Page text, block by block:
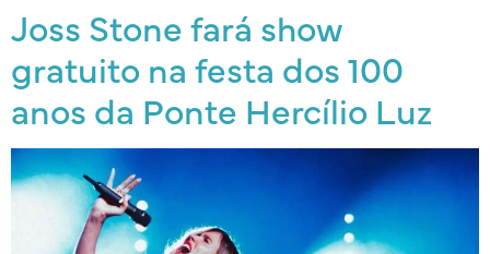
Joss Stone fará show
gratuito na festa dos 100
anos da Ponte Hercílio Luz